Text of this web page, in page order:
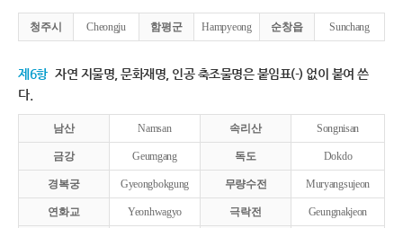
청주시 Cheongju 함평군 Hampyeong 순창읍 Sunchang
제6항 자연 지물명, 문화재명, 인공 축조물명은 붙임표(-) 없이 붙여 쓴
다.
남산 Namsan 속리산 Songnisan
금강 Geumgang 독도 Dokdo
경복궁 Gyeongbokgung 무량수전 Muryangsujeon
연화교 Yeonhwagyo 극락전 Geungnakjeon